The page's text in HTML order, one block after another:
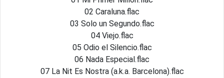
02 Caraluna.flac
03 Solo un Segundo.flac
04 Viejo.flac
05 Odio el Silencio.flac
06 Nada Especial.flac
07 La Nit Es Nostra (a.k.a. Barcelona).flac